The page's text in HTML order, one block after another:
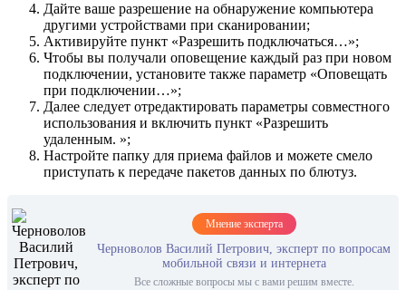
Дайте ваше разрешение на обнаружение компьютера
другими устройствами при сканировании;
Активируйте пункт «Разрешить подключаться…»;
Чтобы вы получали оповещение каждый раз при новом
подключении, установите также параметр «Оповещать
при подключении…»;
Далее следует отредактировать параметры совместного
использования и включить пункт «Разрешить
удаленным. »;
Настройте папку для приема файлов и можете смело
приступать к передаче пакетов данных по блютуз.
Мнение эксперта
Черноволов Василий Петрович, эксперт по вопросам
мобильной связи и интернета
Все сложные вопросы мы с вами решим вместе.